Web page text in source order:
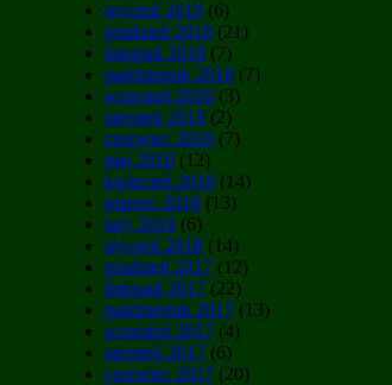
styczeń 2019 (6)
grudzień 2018 (21)
listopad 2018 (7)
październik 2018 (7)
wrzesień 2018 (3)
sierpień 2018 (2)
czerwiec 2018 (7)
maj 2018 (12)
kwiecień 2018 (14)
marzec 2018 (13)
luty 2018 (6)
styczeń 2018 (14)
grudzień 2017 (12)
listopad 2017 (22)
październik 2017 (13)
wrzesień 2017 (4)
sierpień 2017 (6)
czerwiec 2017 (20)